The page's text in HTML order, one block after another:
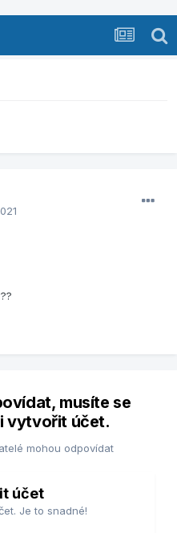
musíte se
vytvořit účet.
mohou odpovídat
účet
Je to snadné!